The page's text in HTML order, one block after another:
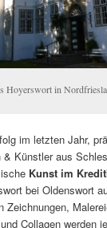
Hoyerswort in
im letzten Jahr,
& Künstler aus
Kunst im
bei Oldenswort
Zeichnungen,
Collagen werden